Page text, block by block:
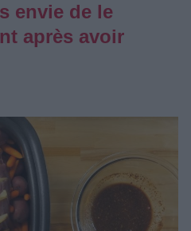
envie de le
après avoir